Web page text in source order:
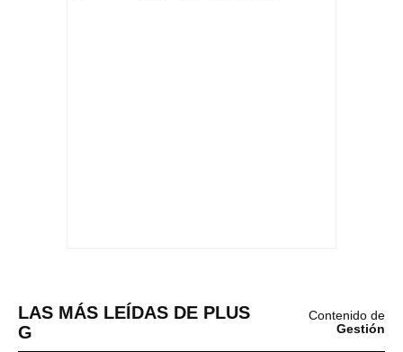
LAS MÁS LEÍDAS DE PLUS
G
Contenido de
Gestión